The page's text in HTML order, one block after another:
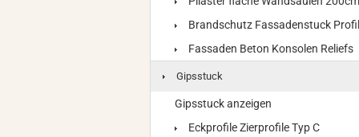
Brandschutz Fassadenstuck
Fassaden Beton Konsolen Reliefs
Gipsstuck
Gipsstuck anzeigen
Eckprofile Zierprofile Typ C